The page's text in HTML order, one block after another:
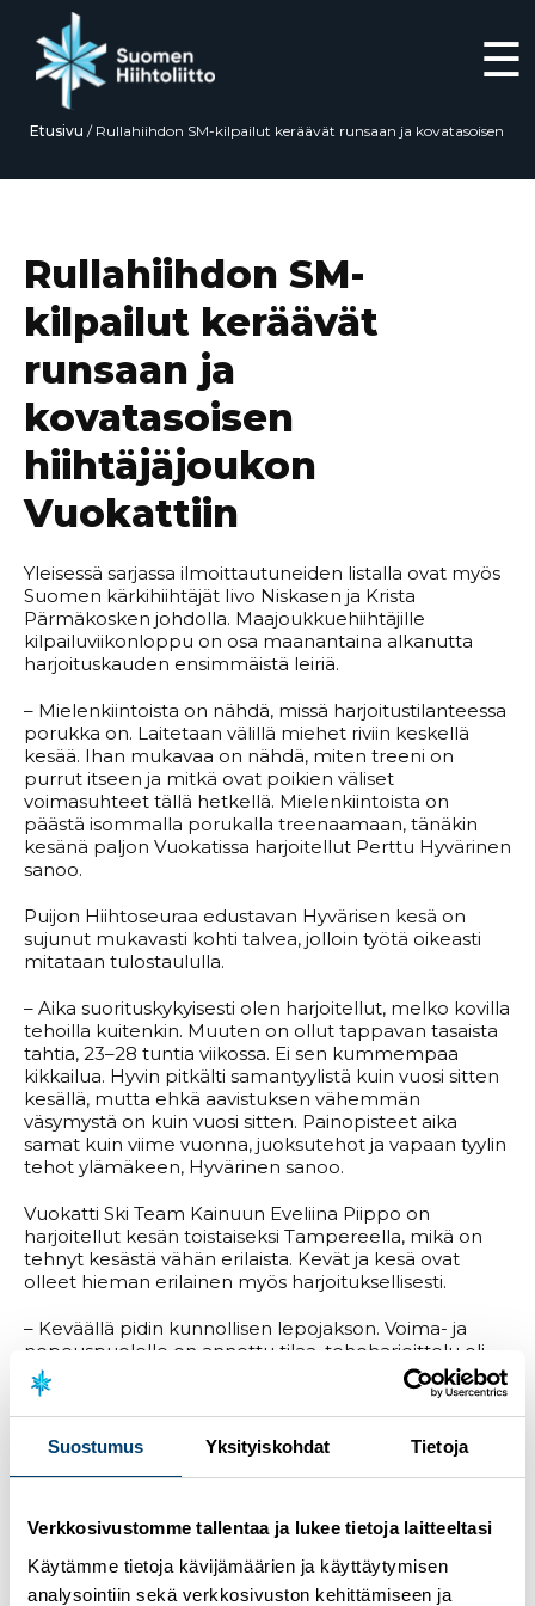
Suostumus Yksityiskohdat Tietoja
Verkkosivustomme tallentaa ja lukee tietoja laitteeltasi
Käytämme tietoja kävijämäärien ja käyttäytymisen
analysointiin sekä verkkosivuston kehittämiseen ja
☰
Etusivu / Rullahiihdon SM-kilpailut keräävät runsaan ja kovatasoisen
Rullahiihdon SM-
kilpailut keräävät
runsaan ja
kovatasoisen
hiihtäjäjoukon
Vuokattiin
Yleisessä sarjassa ilmoittautuneiden listalla ovat myös
Suomen kärkihiihtäjät Iivo Niskasen ja Krista
Pärmäkosken johdolla. Maajoukkuehiihtäjille
kilpailuviikonloppu on osa maanantaina alkanutta
harjoituskauden ensimmäistä leiriä.
– Mielenkiintoista on nähdä, missä harjoitustilanteessa
porukka on. Laitetaan välillä miehet riviin keskellä
kesää. Ihan mukavaa on nähdä, miten treeni on
purrut itseen ja mitkä ovat poikien väliset
voimasuhteet tällä hetkellä. Mielenkiintoista on
päästä isommalla porukalla treenaamaan, tänäkin
kesänä paljon Vuokatissa harjoitellut Perttu Hyvärinen
sanoo.
Puijon Hiihtoseuraa edustavan Hyvärisen kesä on
sujunut mukavasti kohti talvea, jolloin työtä oikeasti
mitataan tulostaululla.
– Aika suorituskykyisesti olen harjoitellut, melko kovilla
tehoilla kuitenkin. Muuten on ollut tappavan tasaista
tahtia, 23–28 tuntia viikossa. Ei sen kummempaa
kikkailua. Hyvin pitkälti samantyylistä kuin vuosi sitten
kesällä, mutta ehkä aavistuksen vähemmän
väsymystä on kuin vuosi sitten. Painopisteet aika
samat kuin viime vuonna, juoksutehot ja vapaan tyylin
tehot ylämäkeen, Hyvärinen sanoo.
Vuokatti Ski Team Kainuun Eveliina Piippo on
harjoitellut kesän toistaiseksi Tampereella, mikä on
tehnyt kesästä vähän erilaista. Kevät ja kesä ovat
olleet hieman erilainen myös harjoituksellisesti.
– Keväällä pidin kunnollisen lepojakson. Voima- ja
nopeuspuolelle on annettu tilaa, tehoharjoittelu oli
käytännössä pois tosi pitkään. Talvella vasta nähdään,
oliko oikea veto. Mutta ainakin saatiin selkeä muutos,
Piippo sanoo.
– Yhtään en oikein tiedä, missä mennään. Kesäkuussa
olen käynyt testeissä, mutta kisa on niin eri kuin
testitilanne. Toki on harjoituskausi, eikä (kisoista) saa